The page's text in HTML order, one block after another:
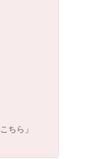
こちら 」